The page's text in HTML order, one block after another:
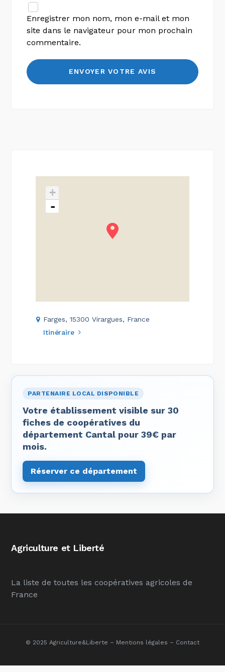
Enregistrer mon nom, mon e-mail et mon
site dans le navigateur pour mon prochain
commentaire.
+
-
Farges, 15300 Virargues, France
Itinéraire
PARTENAIRE LOCAL DISPONIBLE
Votre établissement visible sur 30
fiches de coopératives du
département Cantal pour 39€ par
mois.
Réserver ce département
Agriculture et Liberté
La liste de toutes les coopératives agricoles de
France
© 2025 Agriculture&Liberte – Mentions légales – Contact